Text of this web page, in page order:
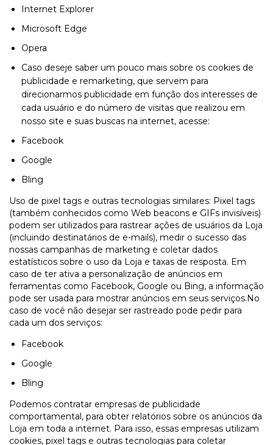
Internet Explorer
Microsoft Edge
Opera
Caso deseje saber um pouco mais sobre os cookies de
publicidade e remarketing, que servem para
direcionarmos publicidade em função dos interesses de
cada usuário e do número de visitas que realizou em
nosso site e suas buscas na internet, acesse:
Facebook
Google
Bling
Uso de pixel tags e outras tecnologias similares: Pixel tags
(também conhecidos como Web beacons e GIFs invisíveis)
podem ser utilizados para rastrear ações de usuários da Loja
(incluindo destinatários de e-mails), medir o sucesso das
nossas campanhas de marketing e coletar dados
estatísticos sobre o uso da Loja e taxas de resposta. Em
caso de ter ativa a personalização de anúncios em
ferramentas como Facebook, Google ou Bing, a informação
pode ser usada para mostrar anúncios em seus serviços.No
caso de você não desejar ser rastreado pode pedir para
cada um dos serviços:
Facebook
Google
Bling
Podemos contratar empresas de publicidade
comportamental, para obter relatórios sobre os anúncios da
Loja em toda a internet. Para isso, essas empresas utilizam
cookies, pixel tags e outras tecnologias para coletar